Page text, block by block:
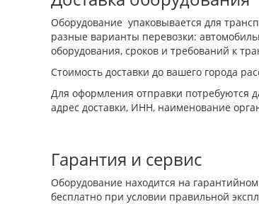
Оборудование упаковывается для
разные варианты перевозки:
оборудования, сроков и требований к
Стоимость доставки до вашего города
Для оформления отправки
адрес доставки, ИНН, наименование
Гарантия и сервис
Оборудование находится на
бесплатно при условии правильной